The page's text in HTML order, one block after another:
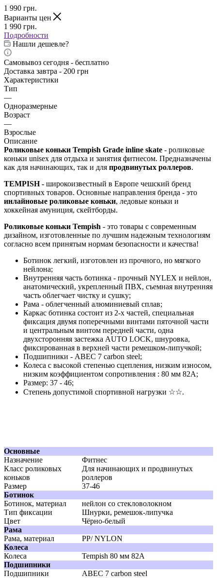
1 990 грн.
Варианты цен
1 990 грн.
Подробности
Нашли дешевле?
Самовывоз сегодня - бесплатно
Доставка завтра - 200 грн
Характеристики
Тип
—
Одноразмерные
Возраст
—
Взрослые
Описание
Роликовые коньки Tempish Grade inline skate - роликовые
коньки unisex для отдыха и занятия фитнесом. Предназначены
как для начинающих, так и для продвинутых роллеров.
TEMPISH - широкоизвестный в Европе чешский бренд
спортивных товаров. Основные направления бренда - это
инлайновые роликовые коньки, ледовые коньки и
хоккейная амуниция, скейтборды.
Роликовые коньки Tempish - это товары с современным
дизайном, изготовленные по лучшим надежным технологиям
согласно всем принятым нормам безопасности и качества!
Ботинок легкий, изготовлен из прочного, но мягкого
нейлона;
Внутренняя часть ботинка - прочный NYLEX и нейлон,
анатомический, укрепленный ПВХ, съемная внутренняя
часть облегчает чистку и сушку;
Рама - облегченный алюминиевый сплав;
Каркас ботинка состоит из 2-х частей, специальная
фиксация двумя поперечными винтами пяточной части
и центральным винтом передней части, одна
двухсторонняя застежка AUTO LOCK, шнуровка,
фиксированная в верхней части ремешком-липучкой;
Подшипники - ABEC 7 carbon steel;
Колеса с высокой степенью сцепления, низким износом,
низким коэффициентом сопротивления : 80 мм 82A;
Размер: 37 - 46;
Степень допустимой спортивной нагрузки ☆☆.
Основные
Назначение
Фитнес
Класс роликовых
коньков
Для начинающих и продвинутых
роллеров
Размер
37-46
Ботинок
Ботинок, материал
нейлон со стекловолокном
Тип фиксации
Шнурки, ремешок-липучка
Цвет
Чёрно-белый
Рама
Рама, материал
PP/ NYLON
Колеса
Колеса
Tempish 80 мм 82A
Подшипники
Подшипники
АВЕС 7 carbon steel